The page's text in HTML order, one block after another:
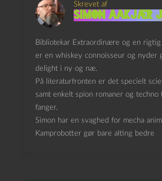
Skrevet af
Simon Aakjær
Bibliotekar Extraordinære og en rigtig
er en whiskey connoisseur og nyder
delight i ny og næ.
På literaturfronten er det specielt
samt enkelt spion romaner og
fanger.
Simon har en svaghed for mecha
Kamprobotter gør bare alting bedre